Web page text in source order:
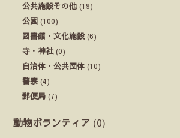
公共施設その他 (19)
公園 (100)
図書館・文化施設(6)
寺・神社(0)
自治体・公共団体 (10)
警察 (4)
郵便局 (7)
動物ボランティア (0)